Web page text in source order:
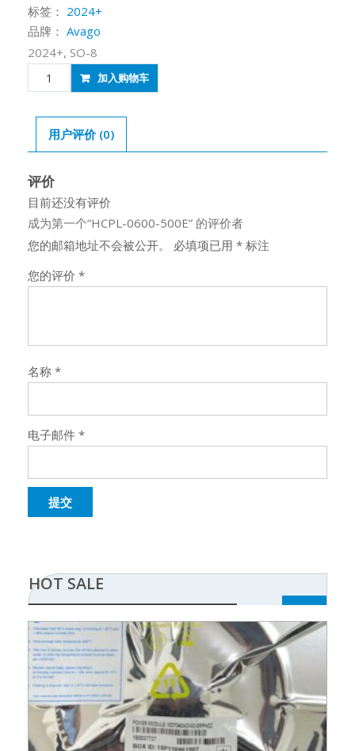
标签： 2024+
品牌： Avago
2024+, SO-8
HCPL-
0600-
量
加入购物车
用户评价 (0)
评价
目前还没有评价
成为第一个“HCPL-0600-500E” 的评价者
您的邮箱地址不会被公开。
必填项已用 * 标注
您的评价 *
名称 *
电子邮件 *
HOT SALE